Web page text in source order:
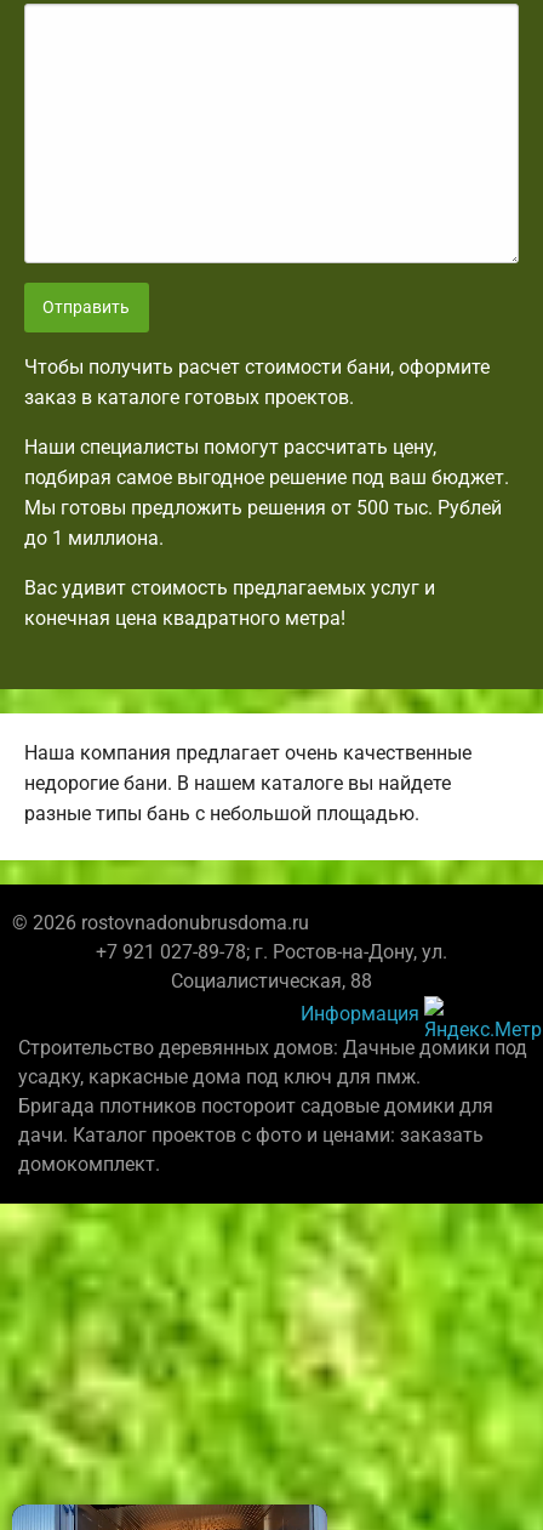
Отправить
Чтобы получить расчет стоимости бани, оформите
заказ в каталоге готовых проектов.
Наши специалисты помогут рассчитать цену,
подбирая самое выгодное решение под ваш бюджет.
Мы готовы предложить решения от 500 тыс. Рублей
до 1 миллиона.
Вас удивит стоимость предлагаемых услуг и
конечная цена квадратного метра!
Наша компания предлагает очень качественные
недорогие бани. В нашем каталоге вы найдете
разные типы бань с небольшой площадью.
© 2026 rostovnadonubrusdoma.ru
+7 921 027-89-78; г. Ростов-на-Дону, ул.
Социалистическая, 88
Информация
Строительство деревянных домов: Дачные домики под
усадку, каркасные дома под ключ для пмж.
Бригада плотников постороит садовые домики для
дачи. Каталог проектов с фото и ценами: заказать
домокомплект.